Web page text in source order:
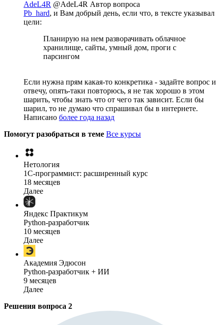
AdeL4R @AdeL4R Автор вопроса
Pb_hard, и Вам добрый день, если что, в тексте указывал
цели:
Планирую на нем разворачивать облачное
хранилище, сайты, умный дом, проги с
парсингом
Если нужна прям какая-то конкретика - задайте вопрос и
отвечу, опять-таки повторюсь, я не так хорошо в этом
шарить, чтобы знать что от чего так зависит. Если бы
шарил, то не думаю что спрашивал бы в интернете.
Написано более года назад
Помогут разобраться в теме Все курсы
Нетология
1C-программист: расширенный курс
18 месяцев
Далее
Яндекс Практикум
Python-разработчик
10 месяцев
Далее
Академия Эдюсон
Python-разработчик + ИИ
9 месяцев
Далее
Решения вопроса 2